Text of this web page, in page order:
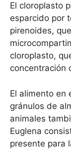
El cloroplasto
esparcido por
pirenoides,
cloroplasto,
concentración
El alimento en
gránulos de
animales
Euglena
presente para